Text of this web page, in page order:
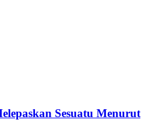
Sesuatu Menurut